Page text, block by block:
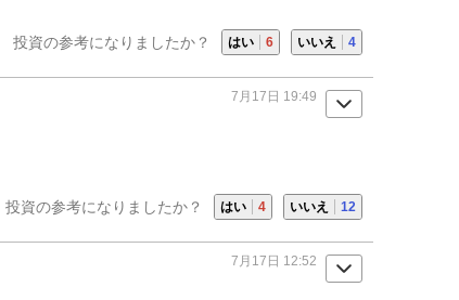
投資の参考になりましたか？ はい 6 いいえ 4
7月17日 19:49
投資の参考になりましたか？ はい 4 いいえ 12
7月17日 12:52